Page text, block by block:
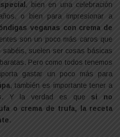
, bien en una celebración
o bien para impresionar a
veganas con crema de
son un poco más caros que
sabéis, suelen ser cosas básicas
Pero como todos tenemos
gastar un poco más para
, también es importante tener a
Y la verdad es que si no
o crema de trufa, la receta
.